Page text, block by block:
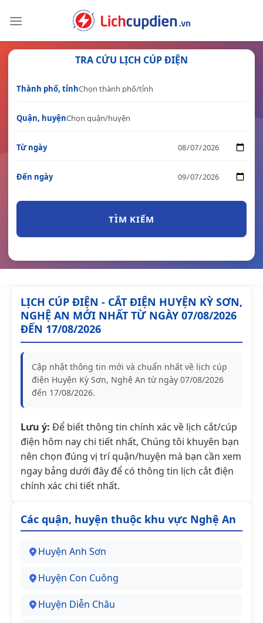
TRA CỨU LỊCH CÚP ĐIỆN
Thành phố, tỉnh
Quận, huyện
Từ ngày
Đến ngày
TÌM KIẾM
LỊCH CÚP ĐIỆN - CẮT ĐIỆN HUYỆN KỲ SƠN,
NGHỆ AN MỚI NHẤT TỪ NGÀY 07/08/2026
ĐẾN 17/08/2026
Cập nhật thông tin mới và chuẩn nhất về lịch cúp
điện Huyện Kỳ Sơn, Nghệ An từ ngày 07/08/2026
đến 17/08/2026.
Lưu ý: Để biết thông tin chính xác về lịch cắt/cúp
điện hôm nay chi tiết nhất, Chúng tôi khuyên bạn
nên chọn đúng vị trí quận/huyện mà bạn cần xem
ngay bảng dưới đây để có thông tin lịch cắt điện
chính xác chi tiết nhất.
Các quận, huyện thuộc khu vực Nghệ An
Huyện Anh Sơn
Huyện Con Cuông
Huyện Diễn Châu